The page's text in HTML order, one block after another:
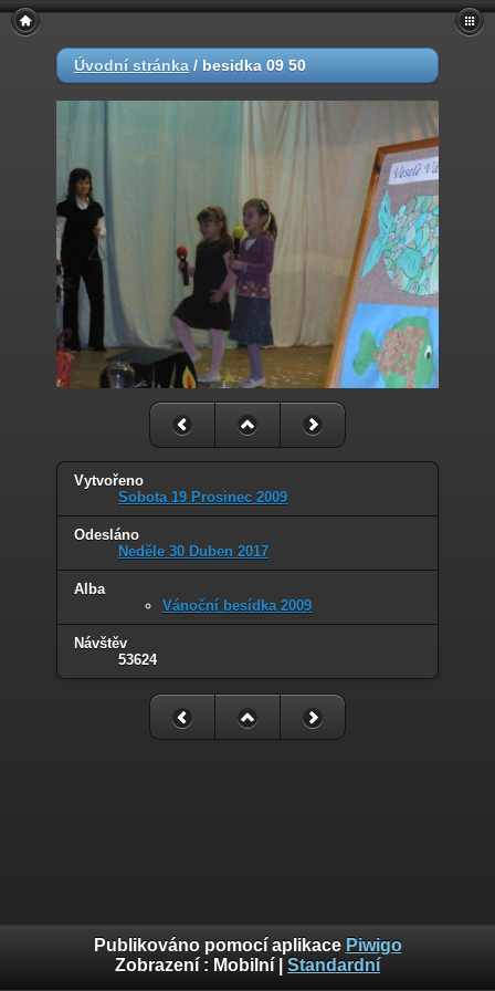
Úvodní stránka / besidka 09 50
Vytvořeno
Sobota 19 Prosinec 2009
Odesláno
Neděle 30 Duben 2017
Alba
Vánoční besídka 2009
Návštěv
53624
Publikováno pomocí aplikace Piwigo
Zobrazení : Mobilní Standardní